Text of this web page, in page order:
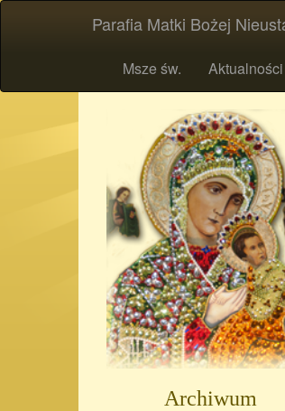
Parafia Matki Bożej
Msze św. Aktualności
Archiwum